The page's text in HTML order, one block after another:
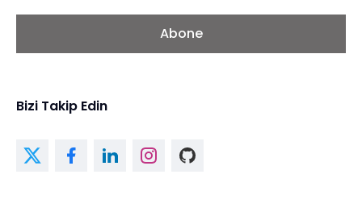
Abone
Bizi Takip Edin